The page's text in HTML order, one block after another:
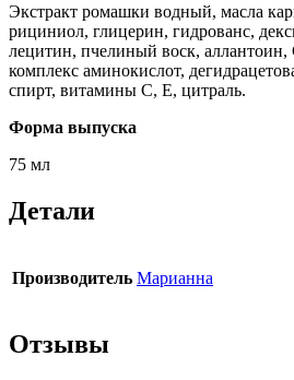
Экстракт ромашки водный, масла
рициниол, глицерин, гидрованс,
лецитин, пчелиный воск, аллантоин,
комплекс аминокислот,
спирт, витамины С, Е, цитраль.
Форма выпуска
75 мл
Детали
Производитель Марианна
Отзывы